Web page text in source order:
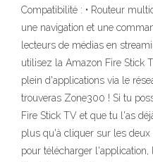
Compatibilité : • Routeur
une navigation et une
lecteurs de médias en
utilisez la Amazon Fire Stick
plein d'applications via le
trouveras Zone300 ! Si tu
Fire Stick TV et que tu l'as
plus qu'à cliquer sur les
pour télécharger